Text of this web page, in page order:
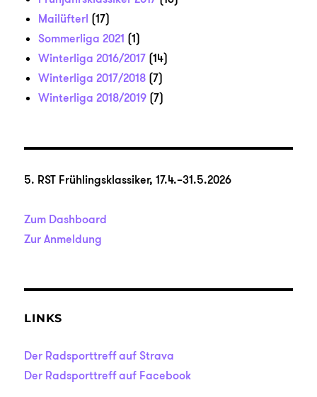
Mailüfterl (17)
Sommerliga 2021 (1)
Winterliga 2016/2017 (14)
Winterliga 2017/2018 (7)
Winterliga 2018/2019 (7)
5. RST Frühlingsklassiker, 17.4.–31.5.2026
Zum Dashboard
Zur Anmeldung
LINKS
Der Radsporttreff auf Strava
Der Radsporttreff auf Facebook